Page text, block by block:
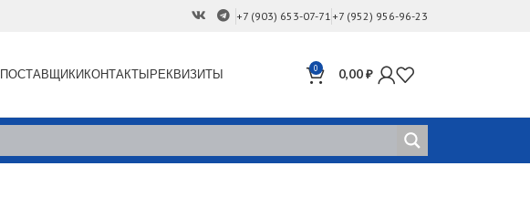
+7 (903) 653-07-71 +7 (952) 956-96-23
ПОСТАВЩИКИКОНТАКТЫРЕКВИЗИТЫ 0 0,00₽